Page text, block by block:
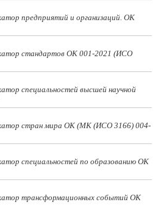
предприятий и организаций. ОК
стандартов ОК 001-2021 (ИСО
специальностей высшей научной
стран мира ОК (МК (ИСО 3166) 004-
специальностей по образованию ОК
трансформационных событий ОК